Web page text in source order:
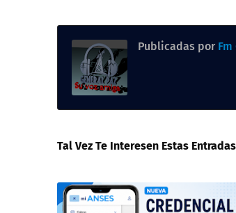
Publicadas por Fm
Tal Vez Te Interesen Estas Entradas